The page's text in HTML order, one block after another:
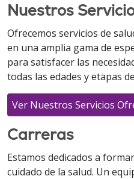
Nuestros
Ofrecemos servicios de
en una amplia gama de
para satisfacer las
todas las edades y etapas
Ver Nuestros Servicios
Carreras
Estamos dedicados a
cuidado de la salud. Un